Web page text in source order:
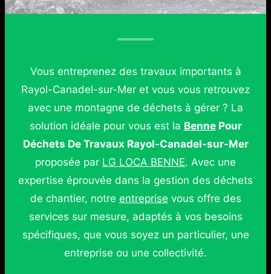
Vous entreprenez des travaux importants à
Rayol-Canadel-sur-Mer et vous vous retrouvez
avec une montagne de déchets à gérer ? La
solution idéale pour vous est la BennePour
Déchets De Travaux Rayol-Canadel-sur-Mer
proposée par LG LOCA BENNE. Avec une
expertise éprouvée dans la gestion des déchets
de chantier, notre entreprise vous offre des
services sur mesure, adaptés à vos besoins
spécifiques, que vous soyez un particulier, une
entreprise ou une collectivité.